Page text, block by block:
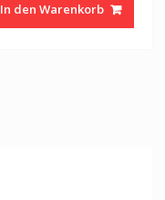
In den Warenkorb